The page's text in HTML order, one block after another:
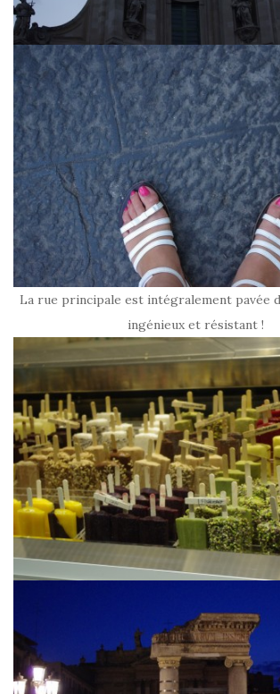
La rue principale est intégralement pavée
ingénieux et résistant !